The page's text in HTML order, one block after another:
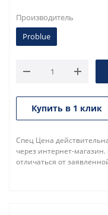
Производитель
Problue
Купить в 1 клик
Спец Цена
через интернет-
отличаться от